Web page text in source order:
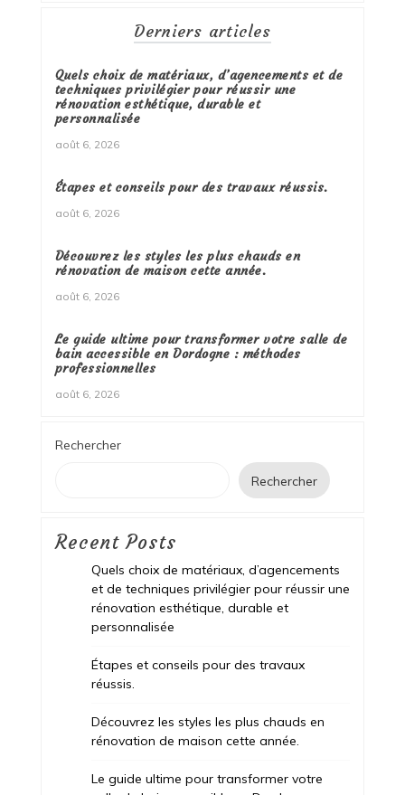
Derniers articles
Quels choix de matériaux, d’agencements et de
techniques privilégier pour réussir une
rénovation esthétique, durable et
personnalisée
août 6, 2026
Étapes et conseils pour des travaux réussis.
août 6, 2026
Découvrez les styles les plus chauds en
rénovation de maison cette année.
août 6, 2026
Le guide ultime pour transformer votre salle de
bain accessible en Dordogne : méthodes
professionnelles
août 6, 2026
Rechercher
Rechercher
Recent Posts
Quels choix de matériaux, d’agencements
et de techniques privilégier pour réussir une
rénovation esthétique, durable et
personnalisée
Étapes et conseils pour des travaux
réussis.
Découvrez les styles les plus chauds en
rénovation de maison cette année.
Le guide ultime pour transformer votre